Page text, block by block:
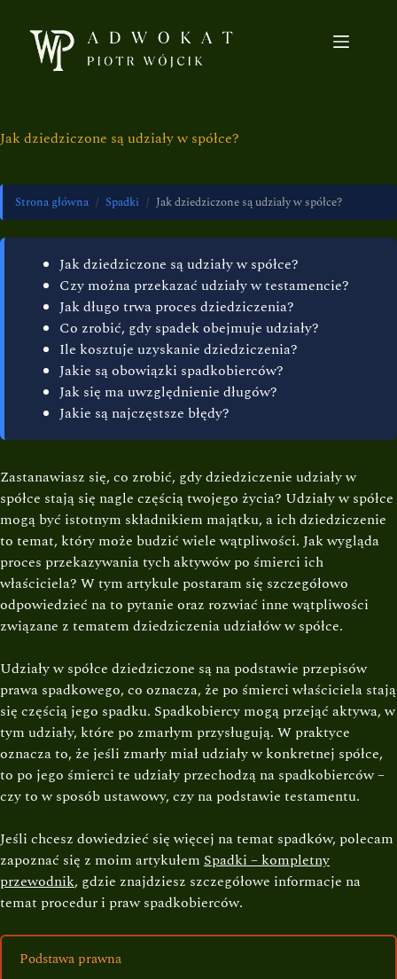
Jak dziedziczone są udziały w spółce?
Strona główna / Spadki / Jak dziedziczone są udziały w spółce?
Jak dziedziczone są udziały w spółce?
Czy można przekazać udziały w testamencie?
Jak długo trwa proces dziedziczenia?
Co zrobić, gdy spadek obejmuje udziały?
Ile kosztuje uzyskanie dziedziczenia?
Jakie są obowiązki spadkobierców?
Jak się ma uwzględnienie długów?
Jakie są najczęstsze błędy?
Zastanawiasz się, co zrobić, gdy dziedziczenie udziały w
spółce stają się nagle częścią twojego życia? Udziały w spółce
mogą być istotnym składnikiem majątku, a ich dziedziczenie
to temat, który może budzić wiele wątpliwości. Jak wygląda
proces przekazywania tych aktywów po śmierci ich
właściciela? W tym artykule postaram się szczegółowo
odpowiedzieć na to pytanie oraz rozwiać inne wątpliwości
związane z tematem dziedziczenia udziałów w spółce.
Udziały w spółce dziedziczone są na podstawie przepisów
prawa spadkowego, co oznacza, że po śmierci właściciela stają
się częścią jego spadku. Spadkobiercy mogą przejąć aktywa, w
tym udziały, które po zmarłym przysługują. W praktyce
oznacza to, że jeśli zmarły miał udziały w konkretnej spółce,
to po jego śmierci te udziały przechodzą na spadkobierców –
czy to w sposób ustawowy, czy na podstawie testamentu.
Jeśli chcesz dowiedzieć się więcej na temat spadków, polecam
zapoznać się z moim artykułem Spadki – kompletny
przewodnik, gdzie znajdziesz szczegółowe informacje na
temat procedur i praw spadkobierców.
Podstawa prawna